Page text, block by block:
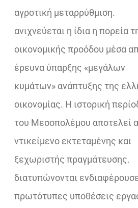
αγροτική μεταρρύθμιση.
ανιχνεύεται η ίδια η πορεία
οικονομικής προόδου μέσα
έρευνα ύπαρξης «μεγάλων
κυμάτων» ανάπτυξης της
οικονομίας. Η ιστορική
του Μεσοπολέμου αποτελεί
ντικείμενο εκτεταμένης και
ξεχωριστής πραγμάτευσης.
διατυπώνονται
πρωτότυπες υποθέσεις